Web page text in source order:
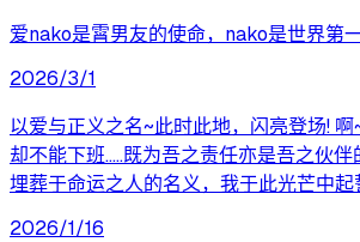
爱nako是霄男友的使命，nako是世界第
2026/3/1
以爱与正义之名~此时此地，闪亮登场!
却不能下班.....既为吾之责任亦是吾之伙
埋葬于命运之人的名义，我于此光芒中
2026/1/16